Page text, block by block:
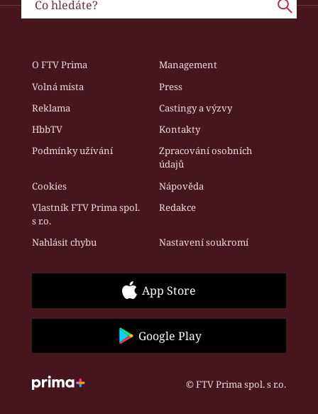
O FTV Prima
Management
Volná místa
Press
Reklama
Castingy a výzvy
HbbTV
Kontakty
Podmínky užívání
Zpracování osobních
údajů
Cookies
Nápověda
Vlastník FTV Prima spol.
s r.o.
Redakce
Nahlásit chybu Nastavení soukromí
App Store
Google Play
© FTV Prima spol. s r.o.